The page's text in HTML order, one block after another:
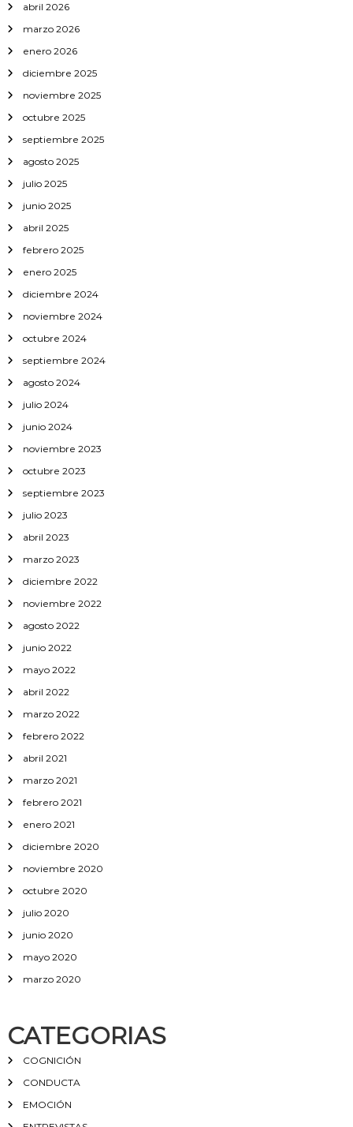
abril 2026
marzo 2026
enero 2026
diciembre 2025
noviembre 2025
octubre 2025
septiembre 2025
agosto 2025
julio 2025
junio 2025
abril 2025
febrero 2025
enero 2025
diciembre 2024
noviembre 2024
octubre 2024
septiembre 2024
agosto 2024
julio 2024
junio 2024
noviembre 2023
octubre 2023
septiembre 2023
julio 2023
abril 2023
marzo 2023
diciembre 2022
noviembre 2022
agosto 2022
junio 2022
mayo 2022
abril 2022
marzo 2022
febrero 2022
abril 2021
marzo 2021
febrero 2021
enero 2021
diciembre 2020
noviembre 2020
octubre 2020
julio 2020
junio 2020
mayo 2020
marzo 2020
CATEGORIAS
COGNICIÓN
CONDUCTA
EMOCIÓN